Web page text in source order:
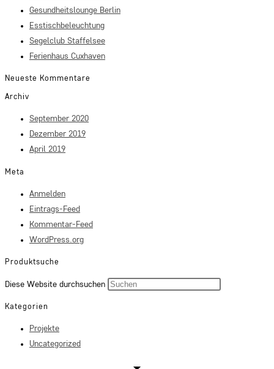
Gesundheitslounge Berlin
Esstischbeleuchtung
Segelclub Staffelsee
Ferienhaus Cuxhaven
Neueste Kommentare
Archiv
September 2020
Dezember 2019
April 2019
Meta
Anmelden
Eintrags-Feed
Kommentar-Feed
WordPress.org
Produktsuche
Diese Website durchsuchen
Kategorien
Projekte
Uncategorized